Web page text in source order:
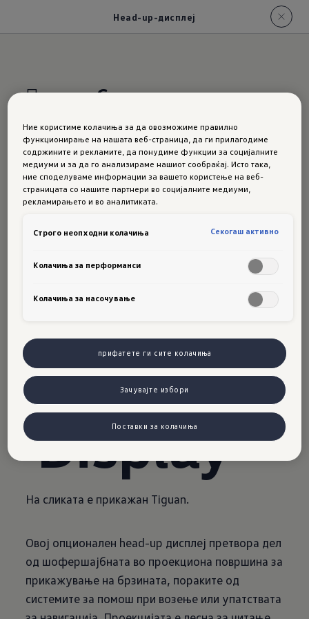
Head-up-дисплеј
Поглед.Сите важни
Новиот
Golf:
Head-
Up-
Display
На сликата е прикажан Tiguan.
Овој опционален head-up дисплеј претвора дел
од шофершајбната во проекциона површина за
прикажување на брзината, пораките од
системите за помош при возење или упатствата
Ние користиме колачиња за да овозможиме правилно
функционирање на нашата веб-страница, да ги прилагодиме
содржините и рекламите, да понудиме функции за социјалните
медиуми и за да го анализираме нашиот сообраќај. Исто така,
ние споделуваме информации за вашето користење на веб-
страницата со нашите партнери во социјалните медиуми,
рекламирањето и во аналитиката.
Строго неопходни колачиња Секогаш активно
Колачиња за перформанси
Колачиња за насочување
прифатете ги сите колачиња
Зачувајте избори
Поставки за колачиња